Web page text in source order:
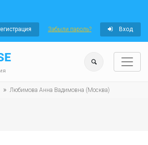
Забыли пароль? Вход
Любимова Анна Вадимовна (Москва)